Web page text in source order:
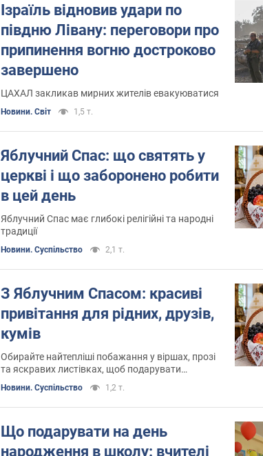
Ізраїль відновив удари по
півдню Лівану: переговори про
припинення вогню достроково
завершено
ЦАХАЛ закликав мирних жителів евакуюватися
Новини. Світ 1,5 т.
Яблучний Спас: що святять у
церкві і що заборонено робити
в цей день
Яблучний Спас має глибокі релігійні та народні
традиції
Новини. Суспільство 2,1 т.
З Яблучним Спасом: красиві
привітання для рідних, друзів,
кумів
Обирайте найтепліші побажання у віршах, прозі
та яскравих листівках, щоб подарувати
святковий настрій найближчим людям
Новини. Суспільство 1,2 т.
Що подарувати на день
народження в школу: вчителі